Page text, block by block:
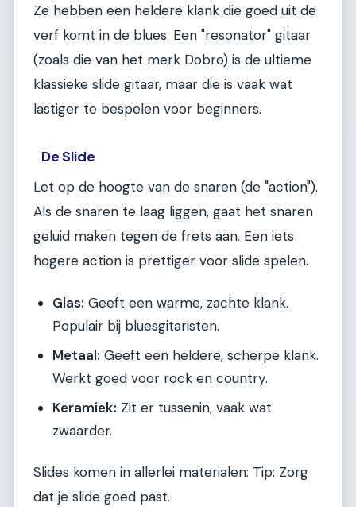
Ze hebben een heldere klank die goed uit de
verf komt in de blues. Een "resonator" gitaar
(zoals die van het merk Dobro) is de ultieme
klassieke slide gitaar, maar die is vaak wat
lastiger te bespelen voor beginners.
De Slide
Let op de hoogte van de snaren (de "action").
Als de snaren te laag liggen, gaat het snaren
geluid maken tegen de frets aan. Een iets
hogere action is prettiger voor slide spelen.
Glas: Geeft een warme, zachte klank.
Populair bij bluesgitaristen.
Metaal: Geeft een heldere, scherpe klank.
Werkt goed voor rock en country.
Keramiek: Zit er tussenin, vaak wat
zwaarder.
Slides komen in allerlei materialen: Tip: Zorg
dat je slide goed past.